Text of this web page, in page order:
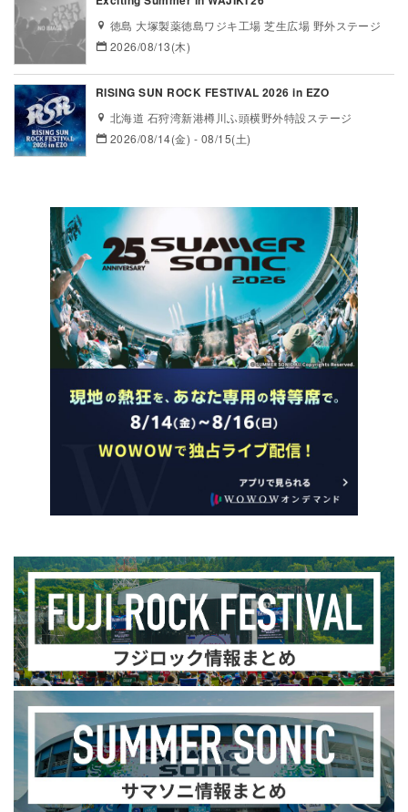
徳島 大塚製薬徳島ワジキ工場 芝生広場 野外ステージ
2026/08/13(木)
RISING SUN ROCK FESTIVAL 2026 in EZO
北海道 石狩湾新港樽川ふ頭横野外特設ステージ
2026/08/14(金) - 08/15(土)